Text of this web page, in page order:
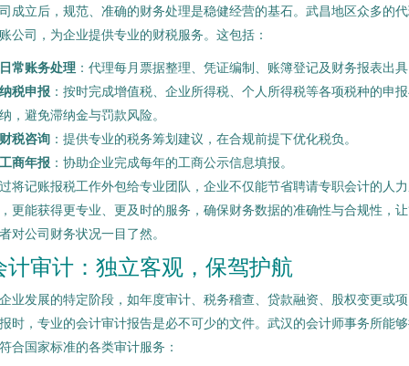
成立后，规范、准确的财务处理是稳健经营的基石。武昌地区众多的
公司，为企业提供专业的财税服务。这包括：
日常账务处理 ：代理每月票据整理、凭证编制、账簿登记及财务报表出
纳税申报 ：按时完成增值税、企业所得税、个人所得税等各项税种的申
，避免滞纳金与罚款风险。
财税咨询 ：提供专业的税务筹划建议，在合规前提下优化税负。
工商年报 ：协助企业完成每年的工商公示信息填报。
将记账报税工作外包给专业团队，企业不仅能节省聘请专职会计的人
更能获得更专业、更及时的服务，确保财务数据的准确性与合规性，
对公司财务状况一目了然。
计审计：独立客观，保驾护航
业发展的特定阶段，如年度审计、税务稽查、贷款融资、股权变更或
时，专业的会计审计报告是必不可少的文件。武汉的会计师事务所能
合国家标准的各类审计服务：